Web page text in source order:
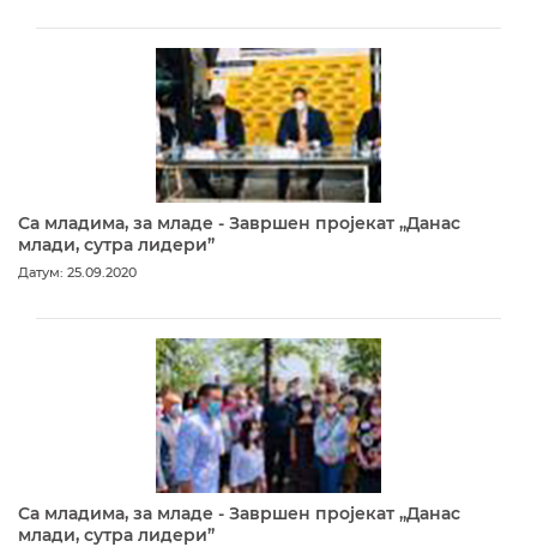
Са младима, за младе - Завршен пројекат „Данас
млади, сутра лидери”
Датум: 25.09.2020
Са младима, за младе - Завршен пројекат „Данас
млади, сутра лидери”